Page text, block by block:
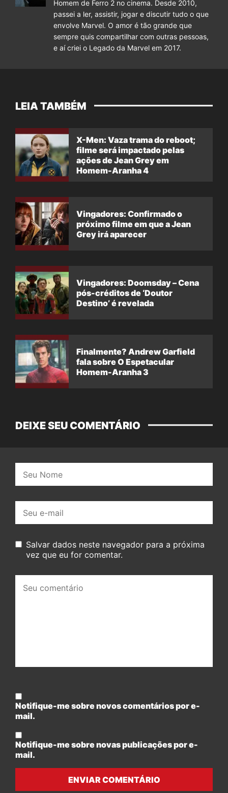
Homem de Ferro 2 no cinema. Desde 2010,
passei a ler, assistir, jogar e discutir tudo o que
envolve Marvel. O amor é tão grande que
sempre quis compartilhar com outras pessoas,
e aí criei o Legado da Marvel em 2017.
LEIA TAMBÉM
X-Men: Vaza trama do reboot;
filme será impactado pelas
ações de Jean Grey em
Homem-Aranha 4
Vingadores: Confirmado o
próximo filme em que a Jean
Grey irá aparecer
Vingadores: Doomsday – Cena
pós-créditos de ‘Doutor
Destino’ é revelada
Finalmente? Andrew Garfield
fala sobre O Espetacular
Homem-Aranha 3
DEIXE SEU COMENTÁRIO
mail:
Salvar dados neste navegador para a próxima
vez que eu for comentar.
comentário:
Notifique-me sobre novos comentários por e-
mail.
Notifique-me sobre novas publicações por e-
mail.
ENVIAR COMENTÁRIO